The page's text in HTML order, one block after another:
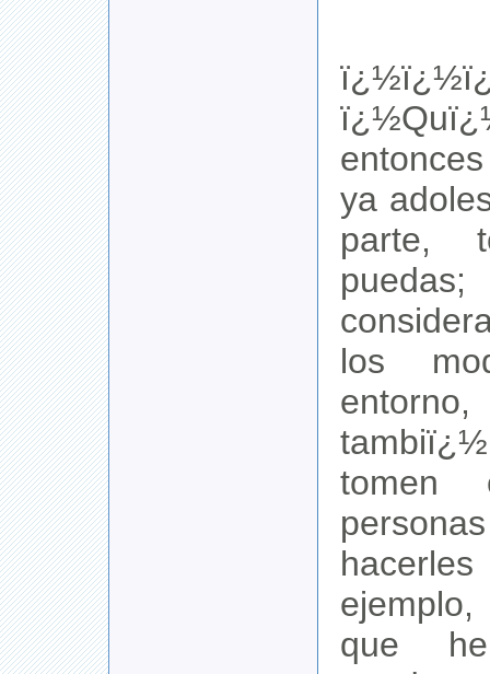
ya
parte,
los
tomen
que